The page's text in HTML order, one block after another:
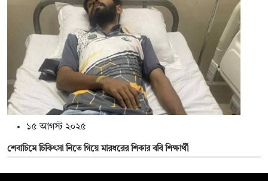
১৫ আগস্ট ২০২৫
শেবাচিমে চিকিৎসা নিতে গিয়ে মারধরের শিকার ববি শিক্ষার্থী